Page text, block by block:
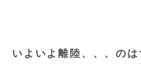
いよいよ離陸、、、のは